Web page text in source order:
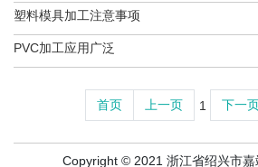
塑料模具加工注意事项
PVC加工应用广泛
首页 上一页 1 下一
Copyright © 2021 浙江省绍兴市嘉